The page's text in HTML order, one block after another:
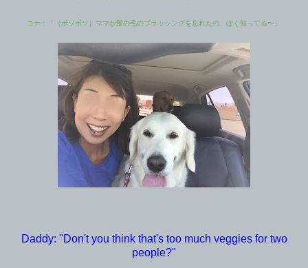
コナ：「（ボソボソ）ママが髪の毛のブラッシングを忘れたの、ぼく知ってる〜」
Daddy: "Don't you think that's too much veggies for two
people?"